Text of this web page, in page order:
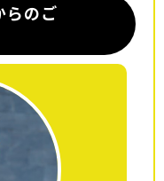
らのご